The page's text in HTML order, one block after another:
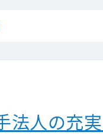
法人の充